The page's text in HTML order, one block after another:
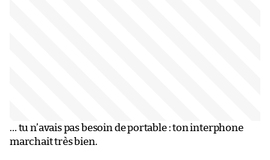
… tu n’avais pas besoin de portable : ton interphone
marchait très bien.